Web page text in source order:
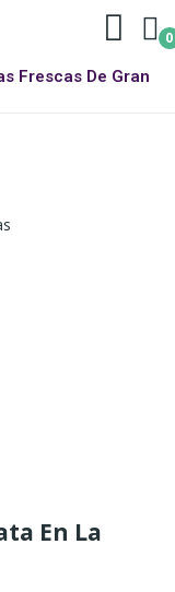
0
Frescas De Gran
En La